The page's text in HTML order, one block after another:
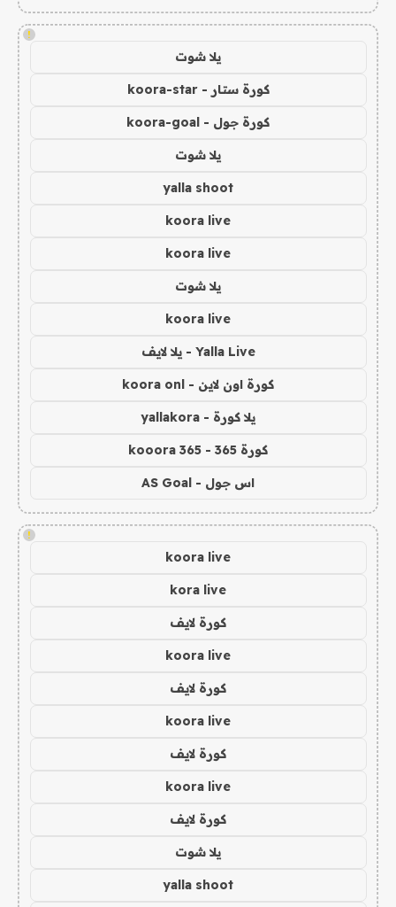
!
يلا شوت
كورة ستار - koora-star
كورة جول - koora-goal
يلا شوت
yalla shoot
koora live
koora live
يلا شوت
koora live
Yalla Live - يلا لايف
كورة اون لاين - koora onl
يلا كورة - yallakora
كورة 365 - kooora 365
اس جول - AS Goal
!
koora live
kora live
كورة لايف
koora live
كورة لايف
koora live
كورة لايف
koora live
كورة لايف
يلا شوت
yalla shoot